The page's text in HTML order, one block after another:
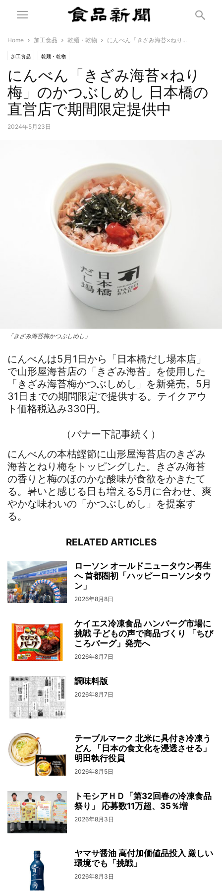
Home 加工食品 乾麺・乾物 にんべん「きざみ海苔×ねり...
加工食品 乾麺・乾物
にんべん「きざみ海苔×ねり
梅」のかつぶしめし 日本橋の
直営店で期間限定提供中
2024年5月23日
「きざみ海苔梅かつぶしめし」
にんべんは5月1日から「日本橋だし場本店」
で山形屋海苔店の「きざみ海苔」を使用した
「きざみ海苔梅かつぶしめし」を新発売。5月
31日までの期間限定で提供する。テイクアウ
ト価格税込み330円。
（バナー下記事続く）
にんべんの本枯鰹節に山形屋海苔店のきざみ
海苔とねり梅をトッピングした。きざみ海苔
の香りと梅のほのかな酸味が食欲をかきたて
る。暑いと感じる日も増える5月に合わせ、爽
やかな味わいの「かつぶしめし」を提案す
る。
RELATED ARTICLES
ローソン オールドニュータウン再生
へ 首都圏初「ハッピーローソンタウ
ン」
2026年8月8日
ケイエス冷凍食品 ハンバーグ市場に
挑戦 子どもの声で商品づくり 「ちび
ころバーグ」発売へ
2026年8月7日
調味料版
2026年8月7日
テーブルマーク 北米に具付き冷凍う
どん 「日本の食文化を浸透させる」
明田執行役員
2026年8月5日
トモシアＨＤ「第32回春の冷凍食品
祭り」 応募数11万超、35％増
2026年8月3日
ヤマサ醤油 高付加価値品投入 厳しい
環境でも「挑戦」
2026年8月3日